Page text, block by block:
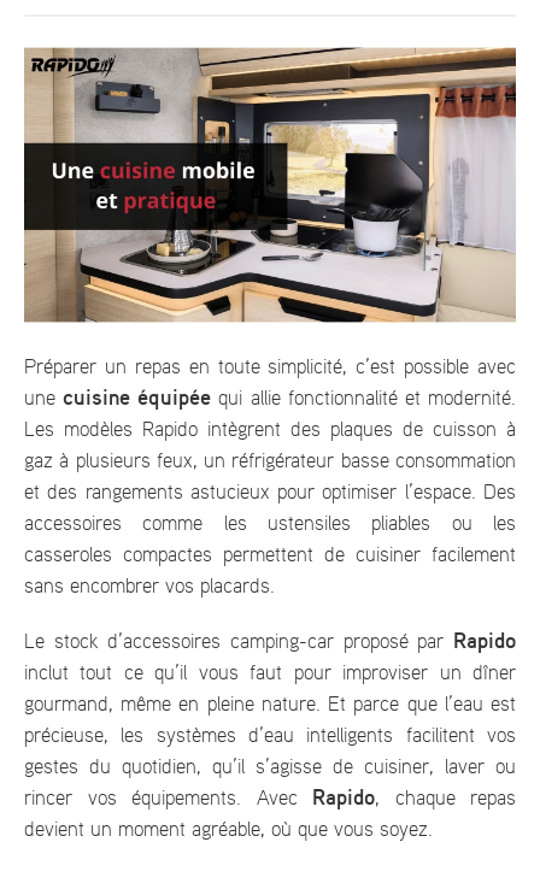
Préparer un repas en toute simplicité, c’est possible avec
une cuisine équipée qui allie fonctionnalité et modernité.
Les modèles Rapido intègrent des plaques de cuisson à
gaz à plusieurs feux, un réfrigérateur basse consommation
et des rangements astucieux pour optimiser l’espace. Des
accessoires comme les ustensiles pliables ou les
casseroles compactes permettent de cuisiner facilement
sans encombrer vos placards.
Le stock d’accessoires camping-car proposé par Rapido
inclut tout ce qu’il vous faut pour improviser un dîner
gourmand, même en pleine nature. Et parce que l’eau est
précieuse, les systèmes d’eau intelligents facilitent vos
gestes du quotidien, qu’il s’agisse de cuisiner, laver ou
rincer vos équipements. Avec
Rapido, chaque repas
devient un moment agréable, où que vous soyez.